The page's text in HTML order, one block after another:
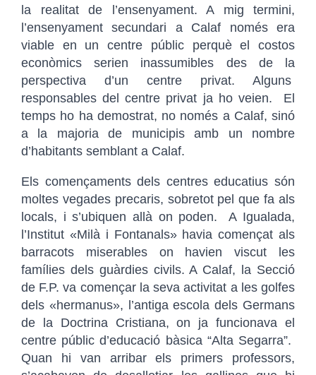
la realitat de l’ensenyament. A mig termini,
l’ensenyament secundari a Calaf només era
viable en un centre públic perquè el costos
econòmics serien inassumibles des de la
perspectiva d’un centre privat. Alguns
responsables del centre privat ja ho veien. El
temps ho ha demostrat, no només a Calaf, sinó
a la majoria de municipis amb un nombre
d’habitants semblant a Calaf.
Els començaments dels centres educatius són
moltes vegades precaris, sobretot pel que fa als
locals, i s’ubiquen allà on poden. A Igualada,
l’Institut «Milà i Fontanals» havia començat als
barracots miserables on havien viscut les
famílies dels guàrdies civils. A Calaf, la Secció
de F.P. va començar la seva activitat a les golfes
dels «hermanus», l’antiga escola dels Germans
de la Doctrina Cristiana, on ja funcionava el
centre públic d’educació bàsica “Alta Segarra”.
Quan hi van arribar els primers professors,